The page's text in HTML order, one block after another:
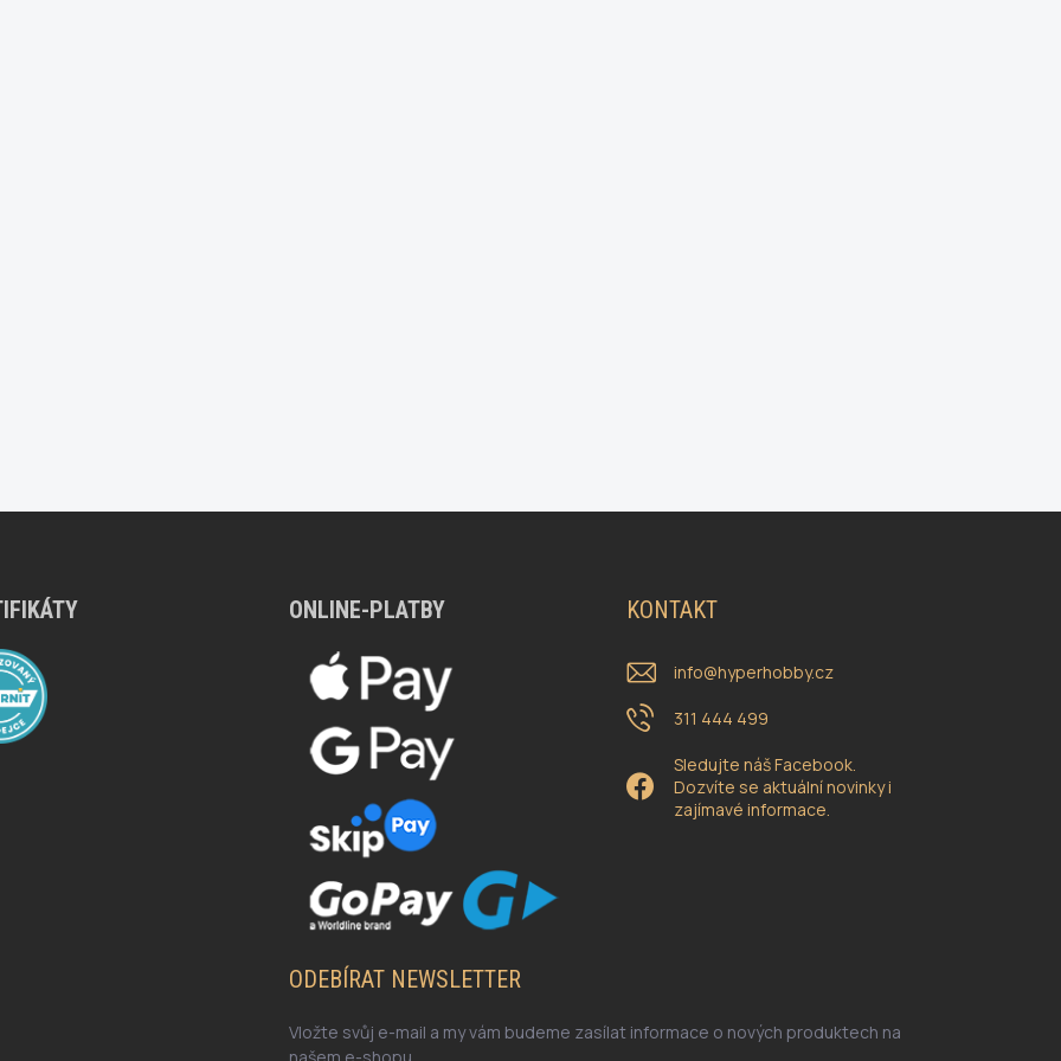
ONLINE-PLATBY KONTAKT
info@hyperhobby.cz
311 444 499
Sledujte náš Facebook.
Dozvíte se aktuální novinky i
zajímavé informace.
ODEBÍRAT NEWSLETTER
Vložte svůj e-mail a my vám budeme zasílat informace o nových produktech na
našem e-shopu.